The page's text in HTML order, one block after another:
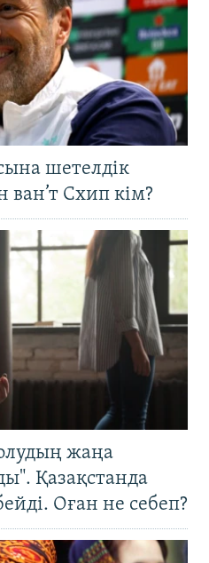
шетелдік
ван’т Схип кім?
жаңа
Қазақстанда
Оған не себеп?